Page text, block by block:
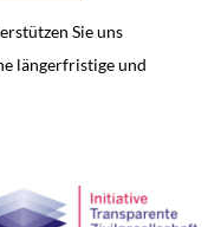
Sie uns
längerfristige und